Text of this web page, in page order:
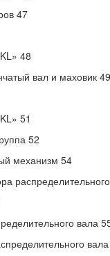
47
48
вал и маховик 49
51
52
механизм 54
вала